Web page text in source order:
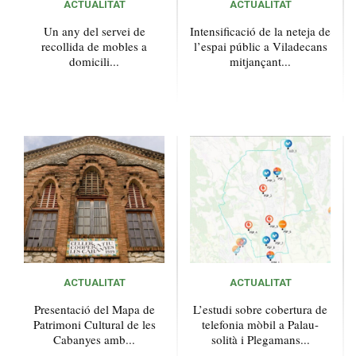
ACTUALITAT
Un any del servei de
recollida de mobles a
domicili...
ACTUALITAT
Intensificació de la neteja de
l’espai públic a Viladecans
mitjançant...
ACTUALITAT
Presentació del Mapa de
Patrimoni Cultural de les
Cabanyes amb...
ACTUALITAT
L’estudi sobre cobertura de
telefonia mòbil a Palau-
solità i Plegamans...